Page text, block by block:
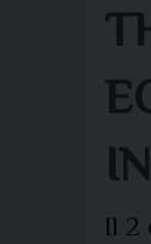
Il 2